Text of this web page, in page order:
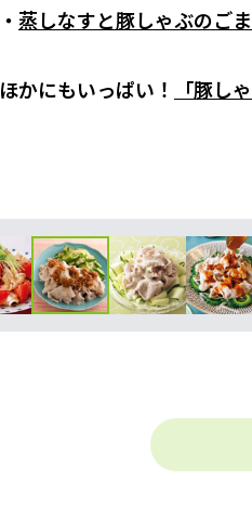
・ 蒸しなすと豚しゃぶのご
ほかにもいっぱい！ 「豚し